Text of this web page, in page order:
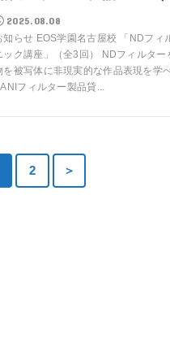
2025.08.08
知らせ EOS学園名古屋校 「NDフィ
ック講座」（全3回） NDフィルタ
を被写体に非現実的な作品表現を学
フィルター製品貸...
2 ＞